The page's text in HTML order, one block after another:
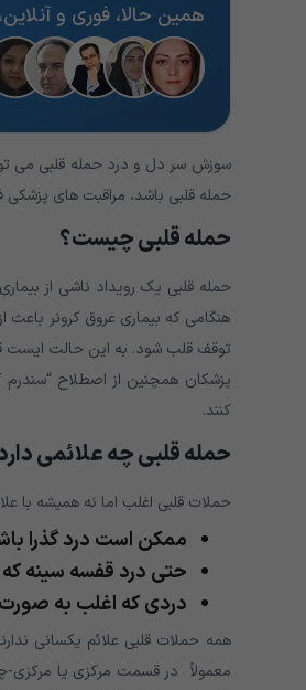
همین حالا، فوری و
سوزش سر دل و درد حمله قلبی می
حمله قلبی باشد، مراقبت های
حمله قلبی چیست؟
حمله قلبی یک رویداد ناشی از
هنگامی که بیماری عروق کرونر
توقف قلب شود. به این حالت ایست
کنند.
حمله قلبی چه علائمی
حملات قلبی اغلب اما نه همیشه با
ممکن است درد گذرا
حتی درد قفسه سینه
دردی که اغلب به
همه حملات قلبی علائم یکسانی
معمولاً در قسمت مرکزی یا مرکزی-